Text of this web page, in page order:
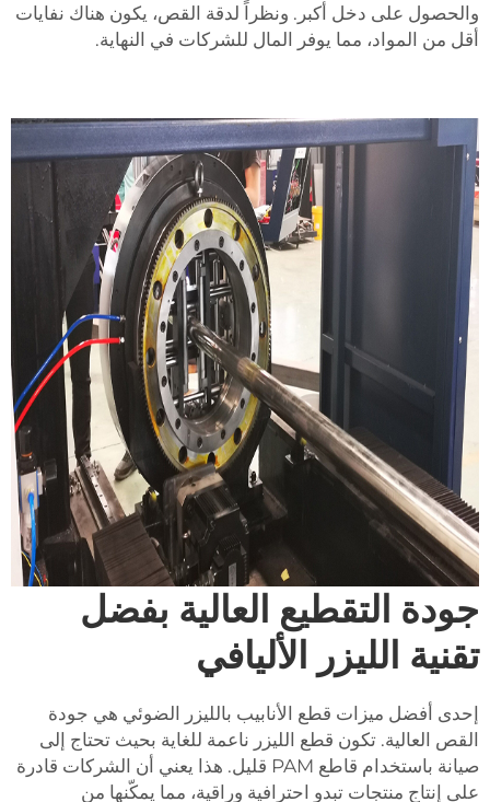
والحصول على دخل أكبر. ونظراً لدقة القص، يكون هناك نفايات
أقل من المواد، مما يوفر المال للشركات في النهاية.
جودة التقطيع العالية بفضل
تقنية الليزر الأليافي
إحدى أفضل ميزات قطع الأنابيب بالليزر الضوئي هي جودة
القص العالية. تكون قطع الليزر ناعمة للغاية بحيث تحتاج إلى
صيانة باستخدام قاطع PAM قليل. هذا يعني أن الشركات قادرة
على إنتاج منتجات تبدو احترافية وراقية، مما يمكّنها من